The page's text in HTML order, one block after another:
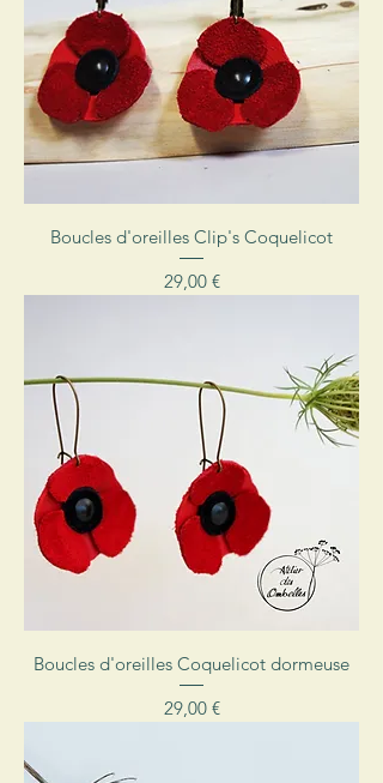
Boucles d'oreilles Clip's Coquelicot
Prix
29,00 €
Boucles d'oreilles Coquelicot dormeuse
Prix
29,00 €